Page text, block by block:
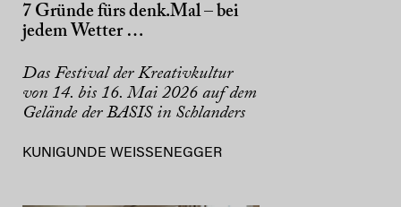
7 Gründe fürs denk.Mal – bei
jedem Wetter …
Das Festival der Kreativkultur
von 14. bis 16. Mai 2026 auf dem
Gelände der BASIS in Schlanders
KUNIGUNDE WEISSENEGGER